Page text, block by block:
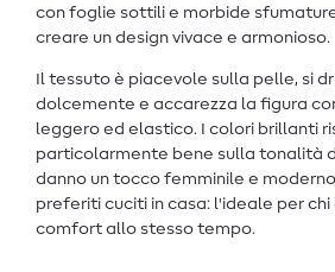
con foglie sottili e morbide
creare un design vivace e armonioso.
Il tessuto è piacevole sulla pelle, si
dolcemente e accarezza la figura
leggero ed elastico. I colori brillanti
particolarmente bene sulla tonalità
danno un tocco femminile e
preferiti cuciti in casa: l'ideale per chi
comfort allo stesso tempo.